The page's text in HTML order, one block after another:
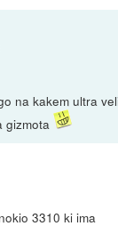
na kakem ultra
gizmota
3310 ki ima